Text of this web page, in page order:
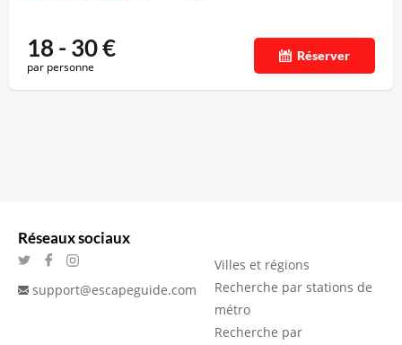
18 - 30€
par personne
Réserver
Réseaux sociaux
support@escapeguide.com
Villes et régions
Recherche par stations de
métro
Recherche par